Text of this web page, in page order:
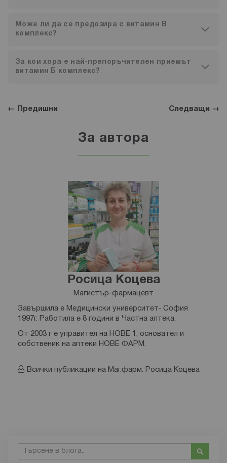
Може ли да се предозира с витамин B
комплекс?
За кои хора е най-препоръчителен приемът
витамин Б комплекс?
← Предишни Следващи →
За автора
Росица Коцева
Магистър-фармацевт
Завършила е Медицински университет- София
1997г. Работила е 8 години в Частна аптека.
От 2003 г е управител на НОВЕ 1, основател и
собственик на аптеки НОВЕ ФАРМ.
Всички публикации на Маг.фарм. Росица Коцева
Търсене